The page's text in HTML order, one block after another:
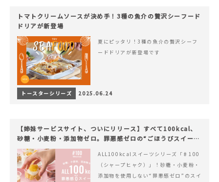
トマトクリームソースが決め手！3種の魚介の贅沢シーフード
ドリアが新登場
夏にピッタリ！3種の魚介の贅沢シーフ
ードドリアが新登場です
トースターシリーズ 2025.06.24
【姉妹サービスサイト、ついにリリース】すべて100kcal、
砂糖・小麦粉・添加物ゼロ。罪悪感ゼロの“ごほうびスイー
ツ”『#100（シャープ100）』
ALL100kcalスイーツシリーズ「♯100
（シャープヒャク）」！砂糖・小麦粉・
添加物を使用しない“罪悪感ゼロ”のスイ